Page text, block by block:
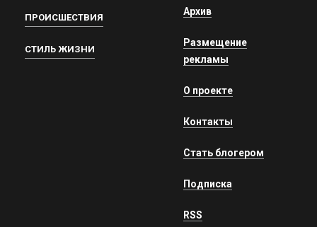
ПРОИСШЕСТВИЯ
СТИЛЬ ЖИЗНИ
Архив
Размещение
рекламы
О проекте
Контакты
Стать блогером
Подписка
RSS